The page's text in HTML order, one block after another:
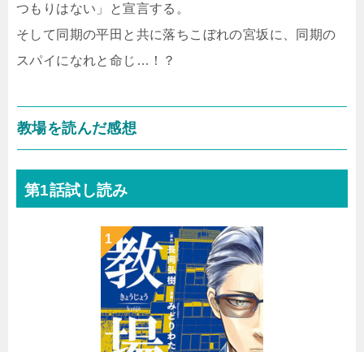
つもりはない」と宣言する。
そして同期の平田と共に落ちこぼれの宮坂に、同期の
スパイになれと命じ…！？
教場を読んだ感想
第1話試し読み